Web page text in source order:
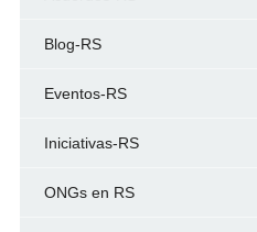
Blog-RS
Eventos-RS
Iniciativas-RS
ONGs en RS